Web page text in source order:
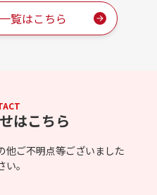
覧はこちら
はこちら
他ご不明点等ございました
。